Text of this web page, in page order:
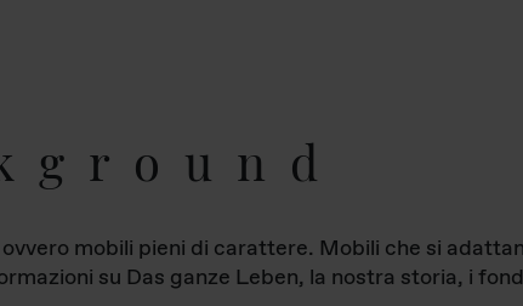
mobili pieni di carattere. Mobili che si
su Das ganze Leben, la nostra storia, i